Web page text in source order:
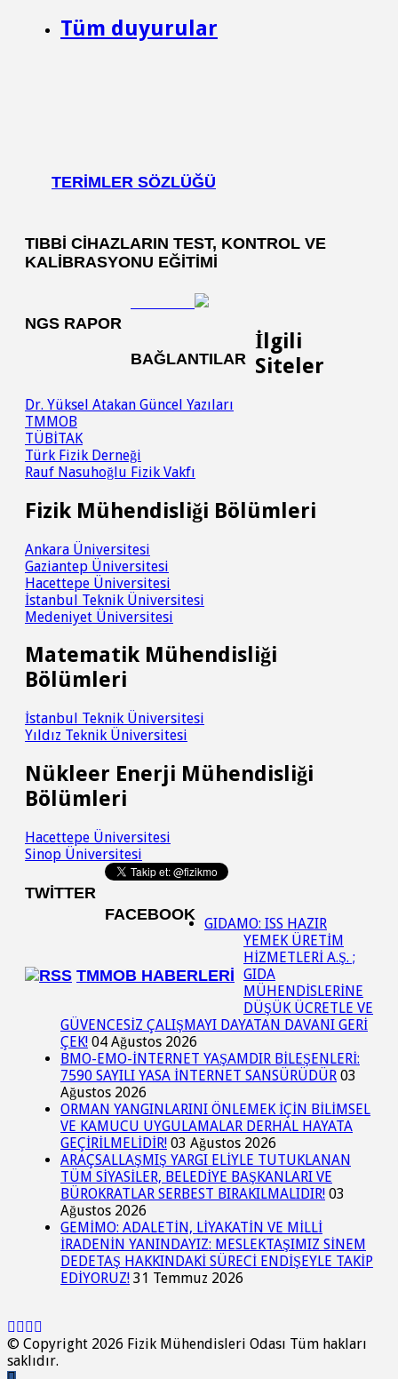
Tüm duyurular
TERIMLER SÖZLÜĞÜ
TIBBI CIHAZLARIN TEST, KONTROL VE
KALIBRASYONU EĞITIMI
NGS RAPOR
BAĞLANTILAR
İlgili
Siteler
Dr. Yüksel Atakan Güncel Yazıları
TMMOB
TÜBİTAK
Türk Fizik Derneği
Rauf Nasuhoğlu Fizik Vakfı
Fizik Mühendisliği Bölümleri
Ankara Üniversitesi
Gaziantep Üniversitesi
Hacettepe Üniversitesi
İstanbul Teknik Üniversitesi
Medeniyet Üniversitesi
Matematik Mühendisliği
Bölümleri
İstanbul Teknik Üniversitesi
Yıldız Teknik Üniversitesi
Nükleer Enerji Mühendisliği
Bölümleri
Hacettepe Üniversitesi
Sinop Üniversitesi
TWITTER
FACEBOOK
TMMOB HABERLERI
GIDAMO: ISS HAZIR
YEMEK ÜRETİM
HİZMETLERİ A.Ş. ;
GIDA
MÜHENDİSLERİNE
DÜŞÜK ÜCRETLE VE
GÜVENCESİZ ÇALIŞMAYI DAYATAN DAVANI GERİ
ÇEK! 04 Ağustos 2026
BMO-EMO-İNTERNET YAŞAMDIR BİLEŞENLERİ:
7590 SAYILI YASA İNTERNET SANSÜRÜDÜR 03
Ağustos 2026
ORMAN YANGINLARINI ÖNLEMEK İÇİN BİLİMSEL
VE KAMUCU UYGULAMALAR DERHAL HAYATA
GEÇİRİLMELİDİR! 03 Ağustos 2026
ARAÇSALLAŞMIŞ YARGI ELİYLE TUTUKLANAN
TÜM SİYASİLER, BELEDİYE BAŞKANLARI VE
BÜROKRATLAR SERBEST BIRAKILMALIDIR! 03
Ağustos 2026
GEMİMO: ADALETİN, LİYAKATİN VE MİLLİ
İRADENİN YANINDAYIZ: MESLEKTAŞIMIZ SİNEM
DEDETAŞ HAKKINDAKİ SÜRECİ ENDİŞEYLE TAKİP
EDİYORUZ! 31 Temmuz 2026
© Copyright 2026 Fizik Mühendisleri Odası Tüm hakları
saklıdır.